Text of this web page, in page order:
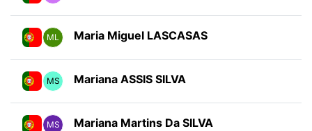
ML Maria Miguel LASCASAS
MS Mariana ASSIS SILVA
MS Mariana Martins Da SILVA